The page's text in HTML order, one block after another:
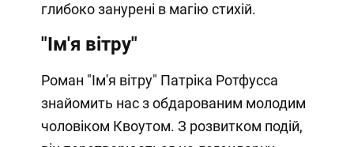
глибоко занурені в магію стихій.
"Ім'я вітру"
Роман "Ім'я вітру" Патріка Ротфусса
знайомить нас з обдарованим молодим
чоловіком Квоутом. З розвитком подій,